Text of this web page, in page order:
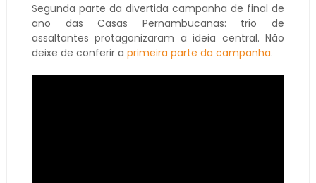
Segunda parte da divertida campanha de final de
ano das Casas Pernambucanas: trio de
assaltantes protagonizaram a ideia central. Não
deixe de conferir a primeira parte da campanha.